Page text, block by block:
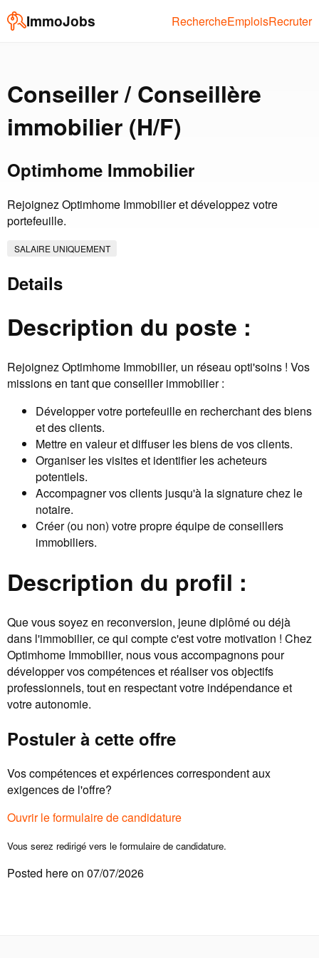
ImmoJobs RechercheEmploisRecruter
Conseiller / Conseillère
immobilier (H/F)
Optimhome Immobilier
Rejoignez Optimhome Immobilier et développez votre
portefeuille.
SALAIRE UNIQUEMENT
Details
Description du poste :
Rejoignez Optimhome Immobilier, un réseau opti'soins ! Vos
missions en tant que conseiller immobilier :
Développer votre portefeuille en recherchant des biens
et des clients.
Mettre en valeur et diffuser les biens de vos clients.
Organiser les visites et identifier les acheteurs
potentiels.
Accompagner vos clients jusqu'à la signature chez le
notaire.
Créer (ou non) votre propre équipe de conseillers
immobiliers.
Description du profil :
Que vous soyez en reconversion, jeune diplômé ou déjà
dans l'immobilier, ce qui compte c'est votre motivation ! Chez
Optimhome Immobilier, nous vous accompagnons pour
développer vos compétences et réaliser vos objectifs
professionnels, tout en respectant votre indépendance et
votre autonomie.
Postuler à cette offre
Vos compétences et expériences correspondent aux
exigences de l'offre?
Ouvrir le formulaire de candidature
Vous serez redirigé vers le formulaire de candidature.
Posted here on 07/07/2026